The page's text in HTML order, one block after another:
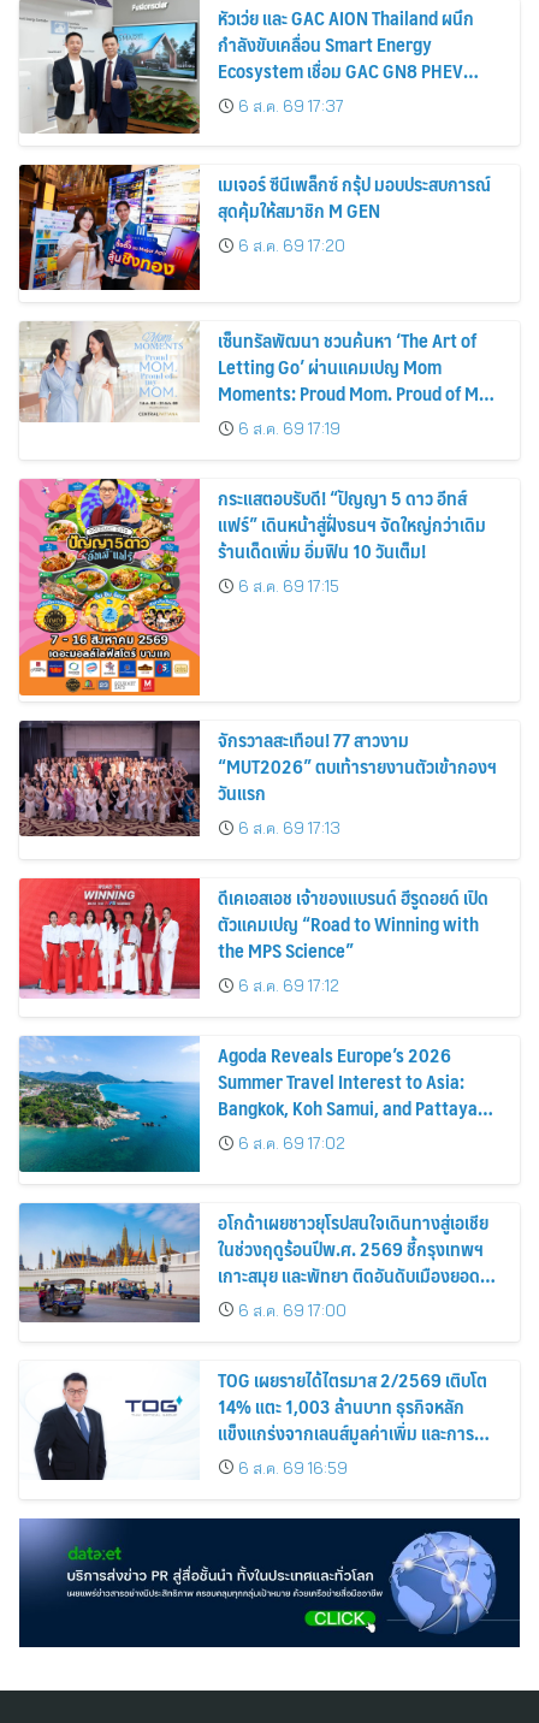
หัวเว่ย และ GAC AION Thailand ผนึก
กำลังขับเคลื่อน Smart Energy
Ecosystem เชื่อม GAC GN8 PHEV
รถยนต์ MPV ระดับพรีเมียม เข้ากับ
พลังงานแสงอาทิตย์ภายในบ้าน
6 ส.ค. 69 17:37
เมเจอร์ ซีนีเพล็กซ์ กรุ้ป มอบประสบการณ์
สุดคุ้มให้สมาชิก M GEN
6 ส.ค. 69 17:20
เซ็นทรัลพัฒนา ชวนค้นหา ‘The Art of
Letting Go’ ผ่านแคมเปญ Mom
Moments: Proud Mom. Proud of My
Mom.6 ส.ค. 69 17:19
กระแสตอบรับดี! “ปัญญา 5 ดาว อีทส์
แฟร์” เดินหน้าสู่ฝั่งธนฯ จัดใหญ่กว่าเดิม
ร้านเด็ดเพิ่ม อิ่มฟิน 10 วันเต็ม!
6 ส.ค. 69 17:15
จักรวาลสะเทือน! 77 สาวงาม
“MUT2026” ตบเท้ารายงานตัวเข้ากองฯ
วันแรก
6 ส.ค. 69 17:13
ดีเคเอสเอช เจ้าของแบรนด์ ฮีรูดอยด์ เปิด
ตัวแคมเปญ “Road to Winning with
the MPS Science”
6 ส.ค. 69 17:12
Agoda Reveals Europe’s 2026
Summer Travel Interest to Asia:
Bangkok, Koh Samui, and Pattaya
Among the Top Cities
6 ส.ค. 69 17:02
อโกด้าเผยชาวยุโรปสนใจเดินทางสู่เอเชีย
ในช่วงฤดูร้อนปีพ.ศ. 2569 ชี้กรุงเทพฯ
เกาะสมุย และพัทยา ติดอันดับเมืองยอด
นิยม6 ส.ค. 69 17:00
TOG เผยรายได้ไตรมาส 2/2569 เติบโต
14% แตะ 1,003 ล้านบาท ธุรกิจหลัก
แข็งแกร่งจากเลนส์มูลค่าเพิ่ม และการ
ขยายตลาดต่างประเทศ พร้อมเดินหน้า
ลงทุนเพื่อการเติบโตระยะยาว
6 ส.ค. 69 16:59